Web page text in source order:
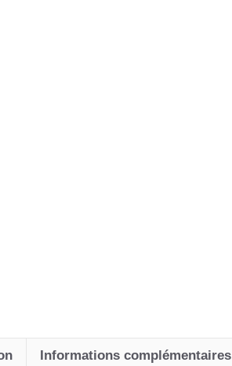
Informations complémentaires